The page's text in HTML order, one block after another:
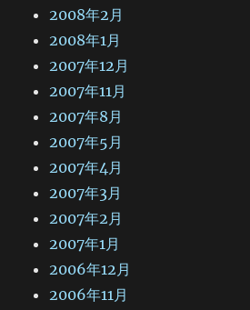
2008年2月
2008年1月
2007年12月
2007年11月
2007年8月
2007年5月
2007年4月
2007年3月
2007年2月
2007年1月
2006年12月
2006年11月